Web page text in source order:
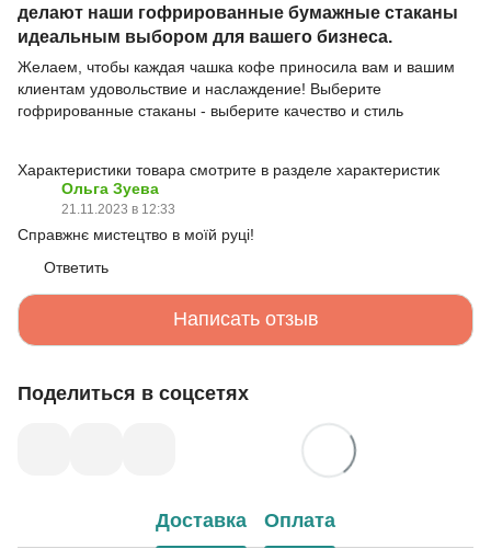
делают наши гофрированные бумажные стаканы
идеальным выбором для вашего бизнеса.
Желаем, чтобы каждая чашка кофе приносила вам и вашим
клиентам удовольствие и наслаждение! Выберите
гофрированные стаканы - выберите качество и стиль
Характеристики товара смотрите в разделе характеристик
Ольга Зуева
21.11.2023 в 12:33
Справжнє мистецтво в моїй руці!
Ответить
Написать отзыв
Поделиться в соцсетях
Доставка Оплата